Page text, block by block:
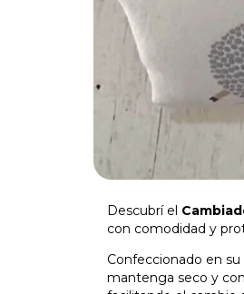
Descubrí el
con comodidad y
Confeccionado en
mantenga seco y